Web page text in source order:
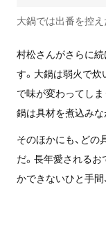
大鍋では出番を控え
村松さんがさらに続
す。大鍋は弱火で
で味が変わってしま
鍋は具材を煮込みな
そのほかにも、ど
だ。長年愛される
かできないひと手間